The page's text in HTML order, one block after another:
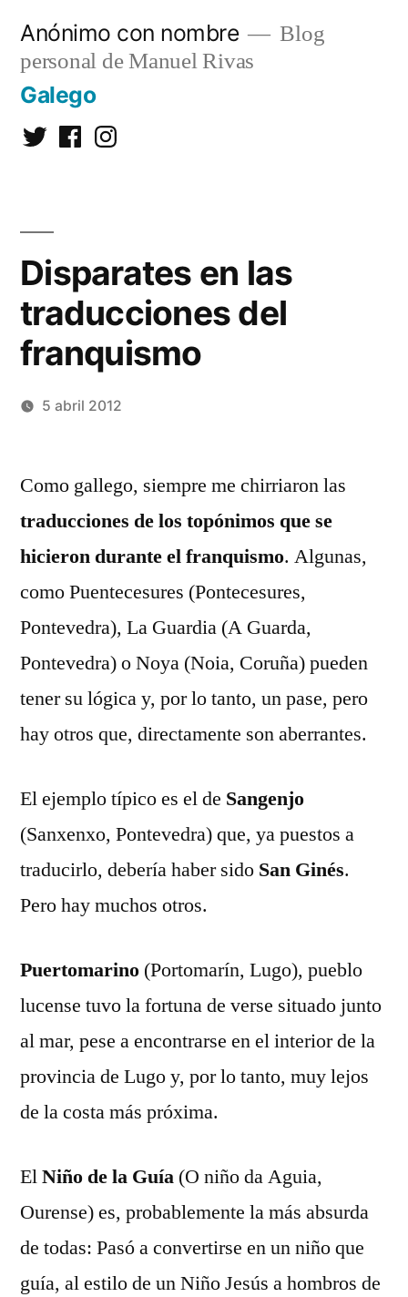
contenido
Anónimo con nombre
Blog
personal de Manuel Rivas
Galego
TwitterFacebookInstagram
Disparates en las
traducciones del
franquismo
Álvarez
5 abril 2012
Disparates
en
traducciones
del
Como gallego, siempre me chirriaron las
traducciones de los topónimos que se
hicieron durante el franquismo. Algunas,
como Puentecesures (Pontecesures,
Pontevedra), La Guardia (A Guarda,
Pontevedra) o Noya (Noia, Coruña) pueden
tener su lógica y, por lo tanto, un pase, pero
hay otros que, directamente son aberrantes.
El ejemplo típico es el de Sangenjo
(Sanxenxo, Pontevedra) que, ya puestos a
traducirlo, debería haber sido San Ginés.
Pero hay muchos otros.
Puertomarino (Portomarín, Lugo), pueblo
lucense tuvo la fortuna de verse situado junto
al mar, pese a encontrarse en el interior de la
provincia de Lugo y, por lo tanto, muy lejos
de la costa más próxima.
ElNiño de la Guía (O niño da Aguia,
Ourense) es, probablemente la más absurda
de todas: Pasó a convertirse en un niño que
guía, al estilo de un Niño Jesús a hombros de